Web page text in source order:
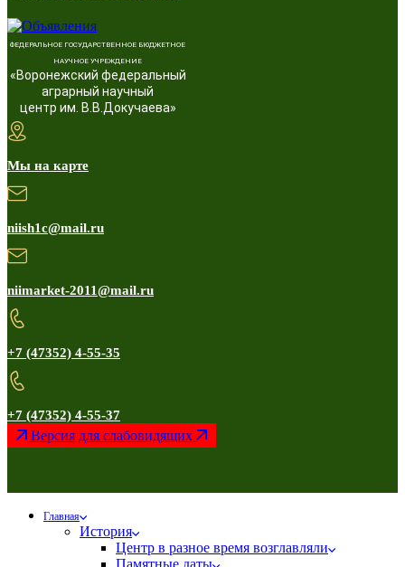
ФЕДЕРАЛЬНОЕ ГОСУДАРСТВЕННОЕ БЮДЖЕТНОЕ
НАУЧНОЕ УЧРЕЖДЕНИЕ
«Воронежский федеральный
аграрный научный
центр им. В.В.Докучаева»
Мы на карте
niish1c@mail.ru
niimarket-2011@mail.ru
+7 (47352) 4-55-35
+7 (47352) 4-55-37
Версия для слабовидящих
Главная
История
Центр в разное время возглавляли
Памятные даты